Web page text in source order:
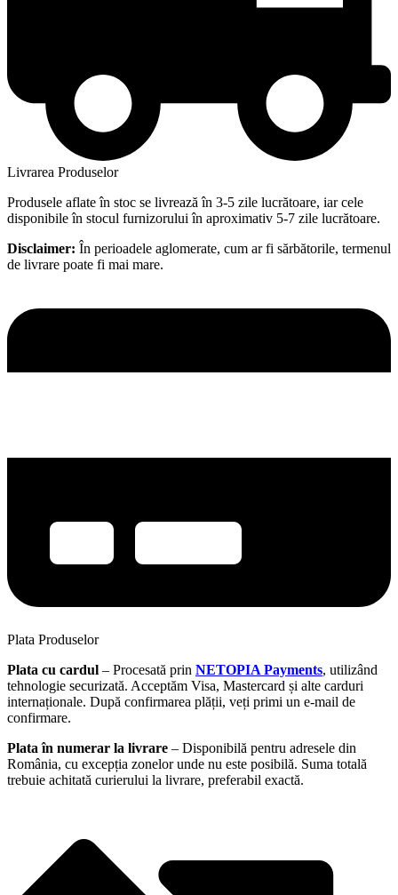
Livrarea Produselor
Produsele aflate în stoc se livrează în 3-5 zile lucrătoare, iar cele
disponibile în stocul furnizorului în aproximativ 5-7 zile lucrătoare.
Disclaimer: În perioadele aglomerate, cum ar fi sărbătorile, termenul
de livrare poate fi mai mare.
Plata Produselor
Plata cu cardul – Procesată prin NETOPIA Payments, utilizând
tehnologie securizată. Acceptăm Visa, Mastercard și alte carduri
internaționale. După confirmarea plății, veți primi un e-mail de
confirmare.
Plata în numerar la livrare – Disponibilă pentru adresele din
România, cu excepția zonelor unde nu este posibilă. Suma totală
trebuie achitată curierului la livrare, preferabil exactă.